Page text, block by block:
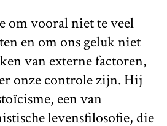
om vooral niet te veel
en om ons geluk niet
van externe factoren,
onze controle zijn. Hij
een van
levensfilosofie, die